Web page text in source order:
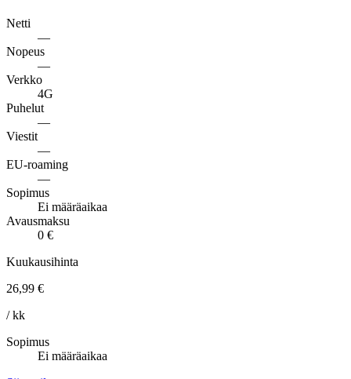
Netti
—
Nopeus
—
Verkko
4G
Puhelut
—
Viestit
—
EU-roaming
—
Sopimus
Ei määräaikaa
Avausmaksu
0 €
Kuukausihinta
26,99 €
/ kk
Sopimus
Ei määräaikaa